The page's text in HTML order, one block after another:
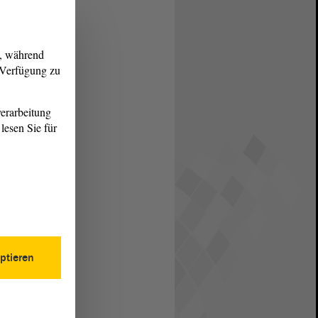
während
zu
Sie für